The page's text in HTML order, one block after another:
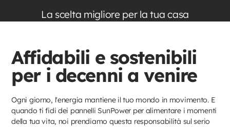
La scelta migliore per la tua casa
Affidabili e sostenibili
per i decenni a venire
Ogni giorno, l'energia mantiene il tuo mondo in movimento. E
quando ti fidi dei pannelli SunPower per alimentare i momenti
della tua vita, noi prendiamo questa responsabilità sul serio